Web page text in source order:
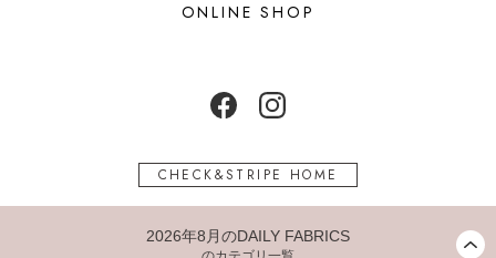
2026年8月のDAILY FABRICS
ONLINE SHOP
CHECK&STRIPE HOME
CHECK&STRIPE All rights reserved.